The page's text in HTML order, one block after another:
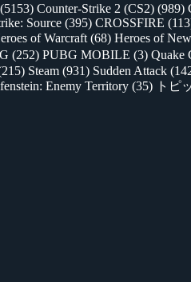
(5153) Counter-Strike 2 (CS2) (989)
Source (395) CROSSFIRE
of Warcraft (68) Heroes of
(252) PUBG MOBILE (3) Quake
Steam (931) Sudden Attack
Enemy Territory (35) トピ